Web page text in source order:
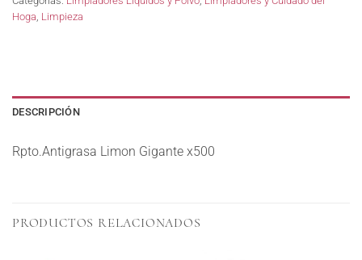
Hoga, Limpieza
DESCRIPCIÓN
Rpto.Antigrasa Limon Gigante x500
PRODUCTOS RELACIONADOS